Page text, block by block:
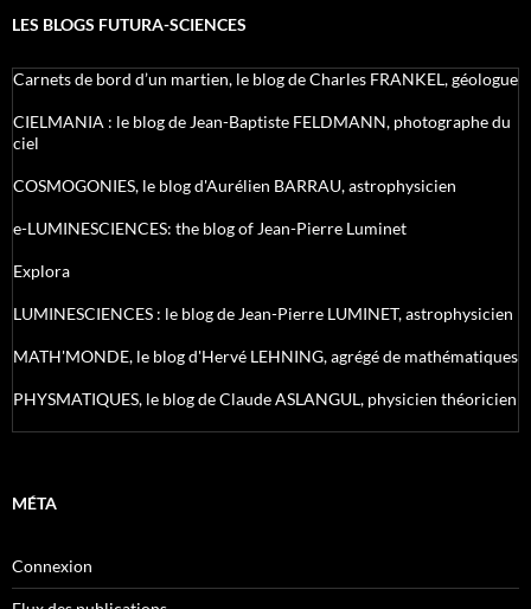
LES BLOGS FUTURA-SCIENCES
Carnets de bord d’un martien, le blog de Charles FRANKEL, géologue
CIELMANIA : le blog de Jean-Baptiste FELDMANN, photographe du
ciel
COSMOGONIES, le blog d'Aurélien BARRAU, astrophysicien
e-LUMINESCIENCES: the blog of Jean-Pierre Luminet
Explora
LUMINESCIENCES : le blog de Jean-Pierre LUMINET, astrophysicien
MATH'MONDE, le blog d'Hervé LEHNING, agrégé de mathématiques
PHYSMATIQUES, le blog de Claude ASLANGUL, physicien théoricien
MÉTA
Connexion